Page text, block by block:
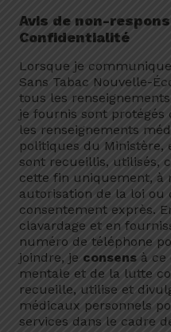
Avis de non-
Confidentialité
Lorsque je
Sans Tabac Nouvelle-
tous les
je fournis sont
les renseignements
politiques du Ministère,
sont recueillis, utilisés,
cette fin uniquement, à
autorisation de la loi ou
consentement exprès.
clavardage et en
numéro de téléphone
joindre, je consens à ce
mentale et de la lutte
recueille, utilise et
médicaux personnels
services dans le cadre